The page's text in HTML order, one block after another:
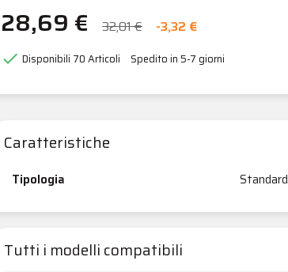
28,69 € 32,01 € -3,32 €
 Disponibili 70 Articoli Spedito in 5-7 giorni
Caratteristiche
Tipologia Standard
Tutti i modelli compatibili